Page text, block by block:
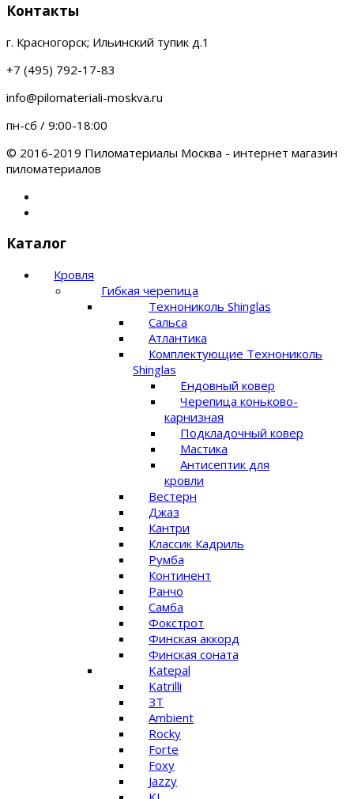
Контакты
г. Красногорск; Ильинский тупик д.1
+7 (495) 792-17-83
info@pilomateriali-moskva.ru
пн-сб / 9:00-18:00
© 2016-2019 Пиломатериалы Москва - интернет магазин
пиломатериалов
Каталог
Кровля
Гибкая черепица
Технониколь Shinglas
Сальса
Атлантика
Комплектующие Технониколь
Shinglas
Ендовный ковер
Черепица коньково-
карнизная
Подкладочный ковер
Мастика
Антисептик для
кровли
Вестерн
Джаз
Кантри
Классик Кадриль
Румба
Континент
Ранчо
Самба
Фокстрот
Финская аккорд
Финская соната
Katepal
Katrilli
ЗТ
Ambient
Rocky
Forte
Foxy
Jazzy